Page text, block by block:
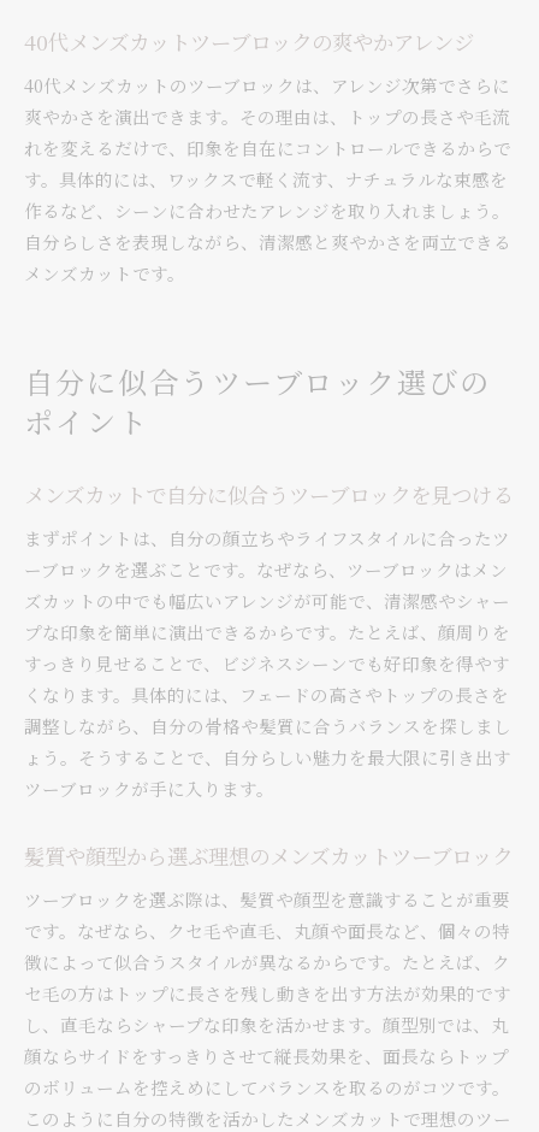
40代メンズカットツーブロックの爽やかアレンジ
40代メンズカットのツーブロックは、アレンジ次第でさらに
爽やかさを演出できます。その理由は、トップの長さや毛流
れを変えるだけで、印象を自在にコントロールできるからで
す。具体的には、ワックスで軽く流す、ナチュラルな束感を
作るなど、シーンに合わせたアレンジを取り入れましょう。
自分らしさを表現しながら、清潔感と爽やかさを両立できる
メンズカットです。
自分に似合うツーブロック選びの
ポイント
メンズカットで自分に似合うツーブロックを見つける
まずポイントは、自分の顔立ちやライフスタイルに合ったツ
ーブロックを選ぶことです。なぜなら、ツーブロックはメン
ズカットの中でも幅広いアレンジが可能で、清潔感やシャー
プな印象を簡単に演出できるからです。たとえば、顔周りを
すっきり見せることで、ビジネスシーンでも好印象を得やす
くなります。具体的には、フェードの高さやトップの長さを
調整しながら、自分の骨格や髪質に合うバランスを探しまし
ょう。そうすることで、自分らしい魅力を最大限に引き出す
ツーブロックが手に入ります。
髪質や顔型から選ぶ理想のメンズカットツーブロック
ツーブロックを選ぶ際は、髪質や顔型を意識することが重要
です。なぜなら、クセ毛や直毛、丸顔や面長など、個々の特
徴によって似合うスタイルが異なるからです。たとえば、ク
セ毛の方はトップに長さを残し動きを出す方法が効果的です
し、直毛ならシャープな印象を活かせます。顔型別では、丸
顔ならサイドをすっきりさせて縦長効果を、面長ならトップ
のボリュームを控えめにしてバランスを取るのがコツです。
このように自分の特徴を活かしたメンズカットで理想のツー